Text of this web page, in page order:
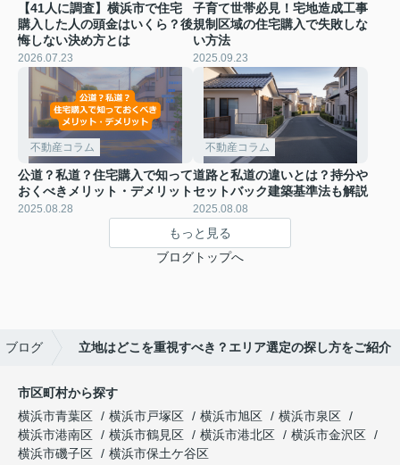
【41人に調査】横浜市で住宅
購入した人の頭金はいくら？後
悔しない決め方とは
2026.07.23
子育て世帯必見！宅地造成工事
規制区域の住宅購入で失敗しな
い方法
2025.09.23
不動産コラム
公道？私道？住宅購入で知って
おくべきメリット・デメリット
2025.08.28
不動産コラム
道路と私道の違いとは？持分や
セットバック建築基準法も解説
2025.08.08
もっと見る
ブログトップへ
ブログ 立地はどこを重視すべき？エリア選定の探し方をご紹介
市区町村から探す
横浜市青葉区
横浜市戸塚区 横浜市旭区
横浜市泉区
横浜市港南区
横浜市鶴見区 横浜市港北区
横浜市金沢区
横浜市磯子区
横浜市保土ケ谷区